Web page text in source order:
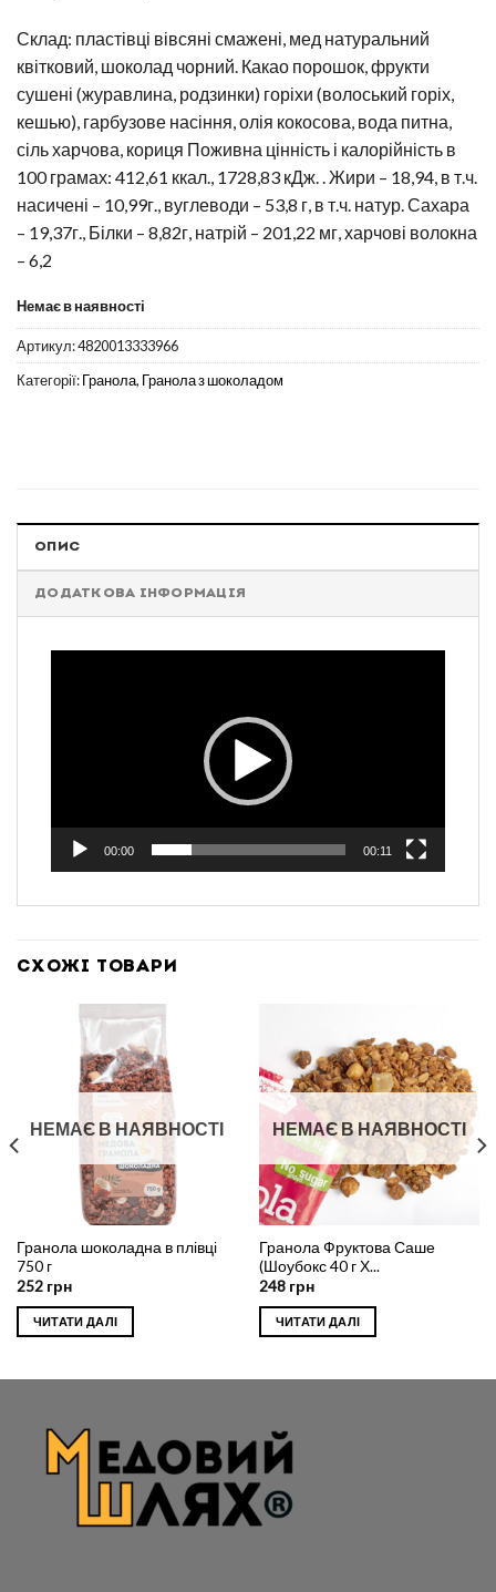
Склад: пластівці вівсяні смажені, мед натуральний
квітковий, шоколад чорний. Какао порошок, фрукти
сушені (журавлина, родзинки) горіхи (волоський горіх,
кешью), гарбузове насіння, олія кокосова, вода питна,
сіль харчова, кориця Поживна цінність і калорійність в
100 грамах: 412,61 ккал., 1728,83 кДж. . Жири – 18,94, в т.ч.
насичені – 10,99г., вуглеводи – 53,8 г, в т.ч. натур. Сахара
– 19,37г., Білки – 8,82г, натрій – 201,22 мг, харчові волокна
– 6,2
Немає в наявності
Артикул:4820013333966
Категорії:Гранола, Гранола з шоколадом
ОПИС
ДОДАТКОВА ІНФОРМАЦІЯ
00:00 00:11
СХОЖІ ТОВАРИ
НЕМАЄ В НАЯВНОСТІ
Гранола шоколадна в плівці
750 г
252 грн
ЧИТАТИ ДАЛІ
НЕМАЄ В НАЯВНОСТІ
Гранола Фруктова Саше
(Шоубокс 40 г Х...
248 грн
ЧИТАТИ ДАЛІ